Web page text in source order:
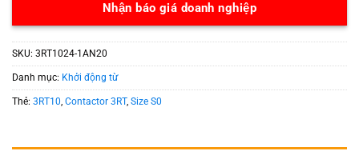
Nhận báo giá doanh nghiệp
SKU: 3RT1024-1AN20
Danh mục: Khởi động từ
Thẻ: 3RT10, Contactor 3RT, Size S0